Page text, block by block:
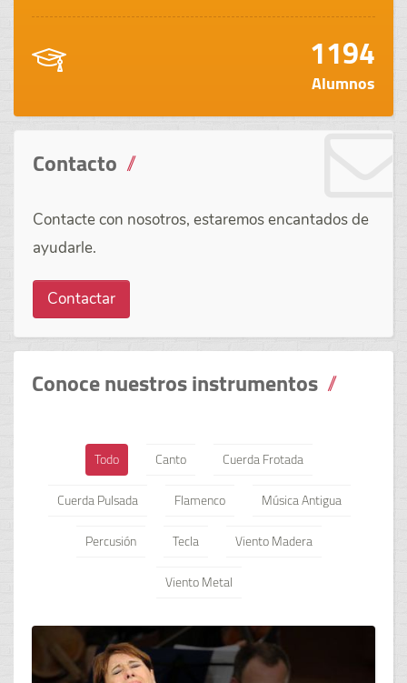
1194
Alumnos
Contacto
Contacte con nosotros, estaremos encantados de
ayudarle.
Contactar
Conoce nuestros instrumentos
Todo Canto
Cuerda Frotada
Cuerda Pulsada
Flamenco
Música Antigua
Percusión
Tecla
Viento Madera
Viento Metal